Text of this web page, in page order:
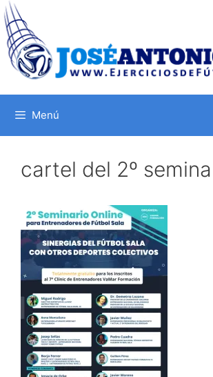
Saltar
al
contenido
Menú
cartel del 2º